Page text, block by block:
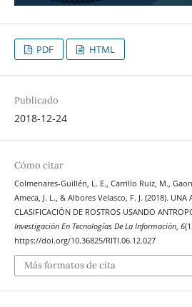
PDF HTML
Publicado
2018-12-24
Cómo citar
Colmenares-Guillén, L. E., Carrillo Ruiz, M.,
Ameca, J. L., & Albores Velasco, F. J. (2018). UNA
CLASIFICACIÓN DE ROSTROS USANDO
Investigación En Tecnologías De La Información, 6
https://doi.org/10.36825/RITI.06.12.027
Más formatos de cita